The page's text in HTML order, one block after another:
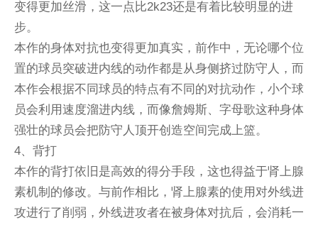
变得更加丝滑，这一点比2k23还是有着比较明显的进
步。
本作的身体对抗也变得更加真实，前作中，无论哪个位
置的球员突破进内线的动作都是从身侧挤过防守人，而
本作会根据不同球员的特点有不同的对抗动作，小个球
员会利用速度溜进内线，而像詹姆斯、字母歌这种身体
强壮的球员会把防守人顶开创造空间完成上篮。
4、背打
本作的背打依旧是高效的得分手段，这也得益于肾上腺
素机制的修改。与前作相比，肾上腺素的使用对外线进
攻进行了削弱，外线进攻者在被身体对抗后，会消耗一